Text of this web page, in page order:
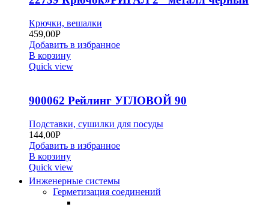
Крючки, вешалки
459,00Р
Добавить в избранное
В корзину
Quick view
900062 Рейлинг УГЛОВОЙ 90
Подставки, сушилки для посуды
144,00Р
Добавить в избранное
В корзину
Quick view
Инженерные системы
Герметизация соединений